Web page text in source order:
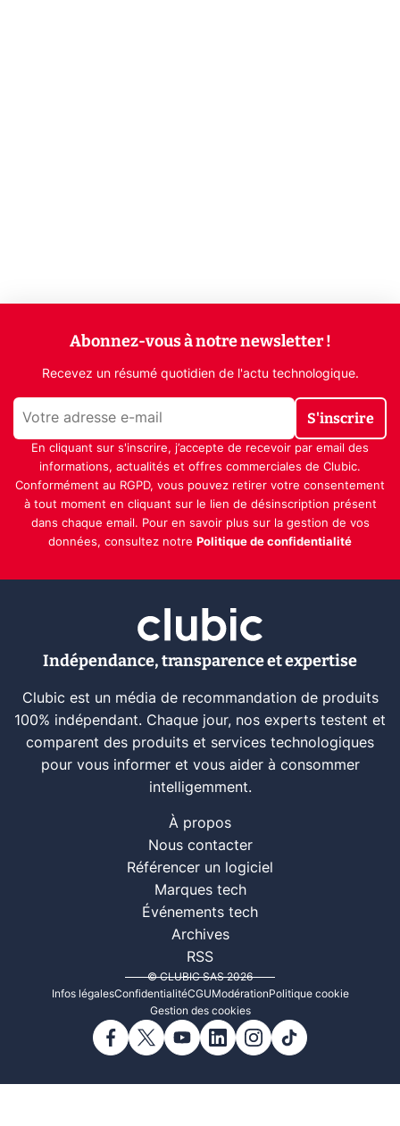
Abonnez-vous à notre newsletter !
Recevez un résumé quotidien de l'actu technologique.
S'inscrire
En cliquant sur s'inscrire, j’accepte de recevoir par email des
informations, actualités et offres commerciales de Clubic.
Conformément au RGPD, vous pouvez retirer votre consentement
à tout moment en cliquant sur le lien de désinscription présent
dans chaque email. Pour en savoir plus sur la gestion de vos
données, consultez notre Politique de confidentialité
Indépendance, transparence et expertise
Clubic est un média de recommandation de produits
100% indépendant. Chaque jour, nos experts testent et
comparent des produits et services technologiques
pour vous informer et vous aider à consommer
intelligemment.
À propos
Nous contacter
Référencer un logiciel
Marques tech
Événements tech
Archives
RSS
© CLUBIC SAS 2026
Infos légalesConfidentialitéCGUModérationPolitique cookie
Gestion des cookies